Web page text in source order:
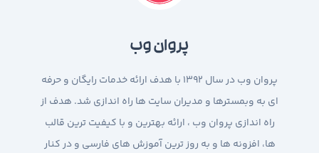
پروان وب
پروان وب در سال 1392 با هدف ارائه خدمات رایگان و حرفه
ای به وبمسترها و مدیران سایت ها راه اندازی شد. هدف از
راه اندازی پروان وب ، ارائه بهترین و با کیفیت ترین قالب
ها، افزونه ها و به روز ترین آموزش های فارسی و در کنار